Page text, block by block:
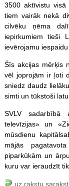
3500 aktīvistu visā
tiem vairāk nekā
cilvēku ņēma
iepirkumiem tieši
ievērojamu
Šīs akcijas mērķis
vēl joprojām ir ļoti
sniedz daudz
simti un tūkstoši latu.
SVLV sadarbībā
televīzijas» un
mūsdienu
mājās
piparkūkām un
kuru var ieraudzīt
uz rakstu